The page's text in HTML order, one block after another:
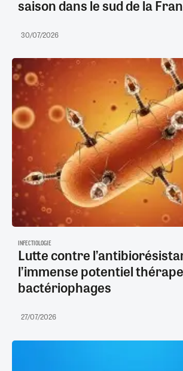
saison dans le sud de la
30/07/2026
INFECTIOLOGIE
Lutte contre
l’immense potentiel
bactériophages
27/07/2026